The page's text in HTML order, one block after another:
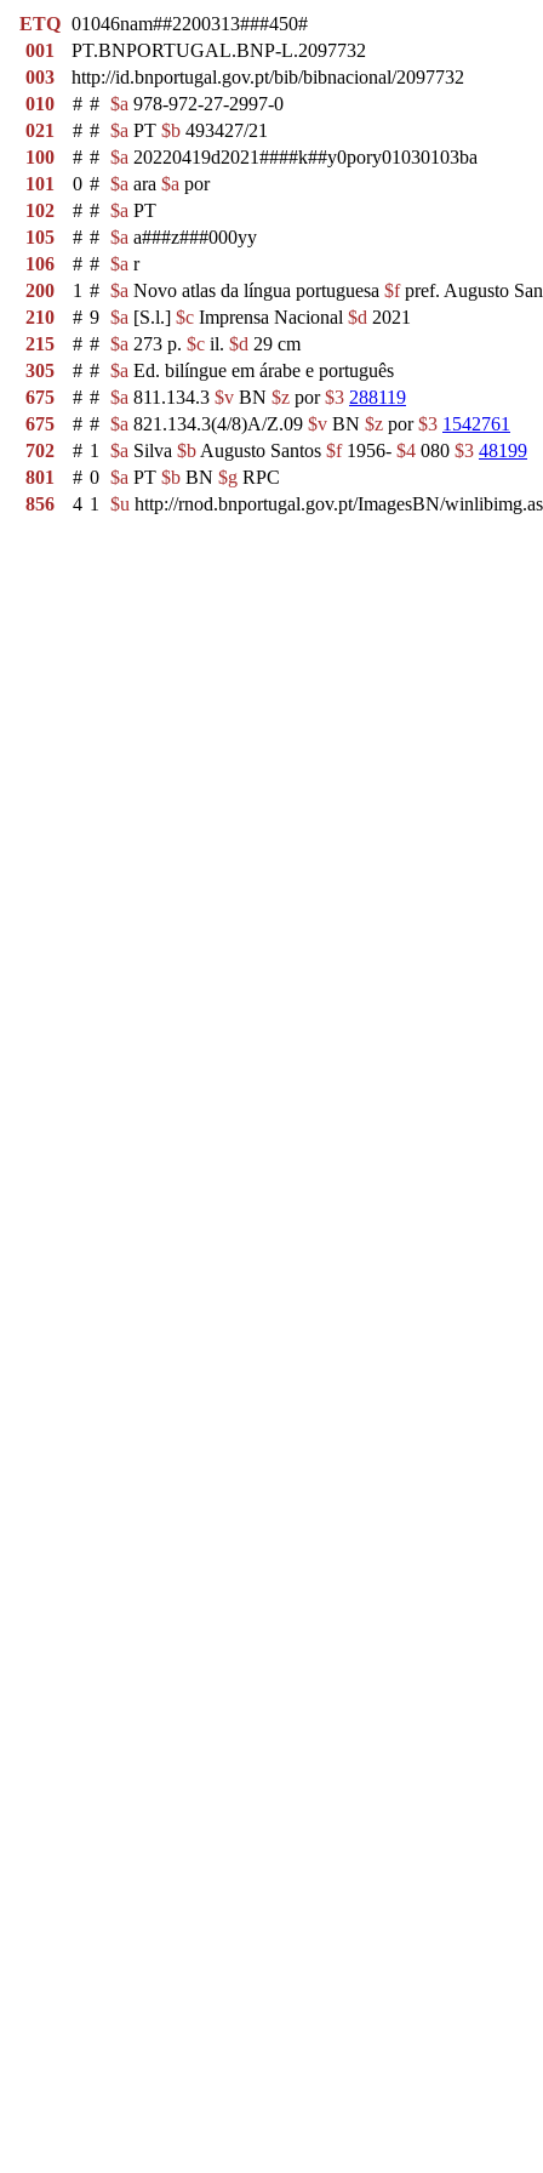
ETQ 01046nam##2200313###450#
001
PT.BNPORTUGAL.BNP-L.2097732
003
http://id.bnportugal.gov.pt/bib/bibnacional/2097732
010
# # $a 978-972-27-2997-0
021
# # $a PT $b 493427/21
100
# # $a 20220419d2021####k##y0pory01030103ba
101
0 # $a ara $a por
102
# # $a PT
105
# # $a a###z###000yy
106
# # $a r
200
1 # $a Novo atlas da língua portuguesa $fpref. Augusto
210
# 9 $a [S.l.] $c Imprensa Nacional $d 2021
215
# # $a 273 p. $c il. $d 29 cm
305
# # $a Ed. bilíngue em árabe e português
675
# # $a 811.134.3 $v BN $z por$3 288119
675
# # $a 821.134.3(4/8)A/Z.09 $v BN $z por$3 1542761
702
# 1 $a Silva $b Augusto Santos $f1956- $4 080 $3 48199
801
# 0 $a PT $b BN $g RPC
856
4 1 $u http://rnod.bnportugal.gov.pt/ImagesBN/